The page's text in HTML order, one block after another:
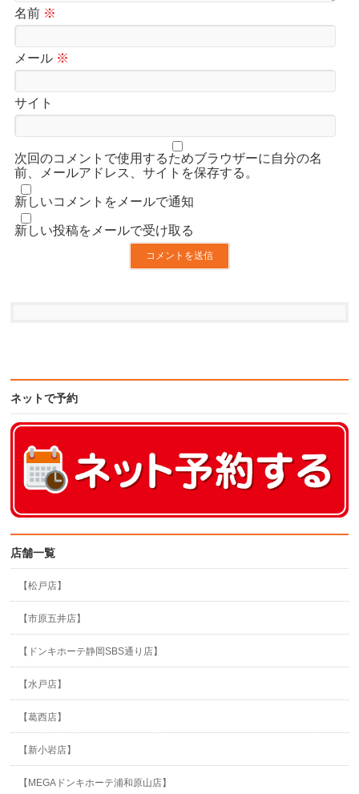
名前 ※
メール ※
サイト
次回のコメントで使用するためブラウザーに自分の名
前、メールアドレス、サイトを保存する。
新しいコメントをメールで通知
新しい投稿をメールで受け取る
ネットで予約
店舗一覧
【松戸店】
【市原五井店】
【ドンキホーテ静岡SBS通り店】
【水戸店】
【葛西店】
【新小岩店】
【MEGAドンキホーテ浦和原山店】